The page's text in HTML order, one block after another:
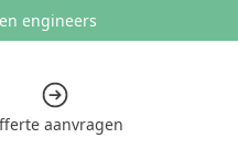
engineers
aanvragen